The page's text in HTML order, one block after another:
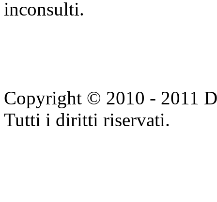
inconsulti.
Copyright © 2010 - 2011
Tutti i diritti riservati.